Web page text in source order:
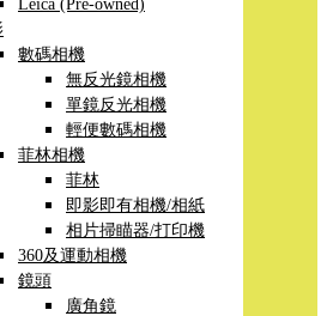
Leica (Pre-owned)
數碼相機
無反光鏡相機
單鏡反光相機
輕便數碼相機
菲林相機
菲林
即影即有相機/相紙
相片掃瞄器/打印機
360及運動相機
鏡頭
廣角鏡